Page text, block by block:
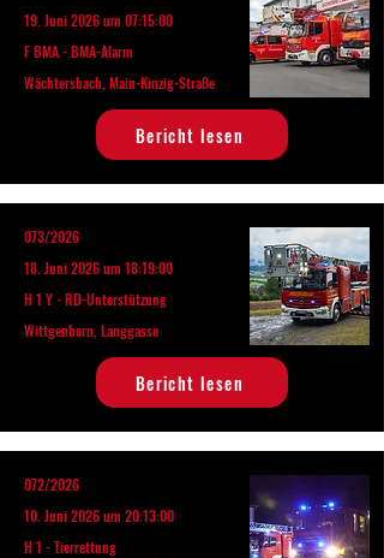
19. Juni 2026 um 07:15:00
F BMA - BMA-Alarm
Wächtersbach, Main-Kinzig-Straße
Bericht lesen
073/2026
18. Juni 2026 um 18:19:00
H 1 Y - RD-Unterstützung
Wittgenborn, Langgasse
Bericht lesen
072/2026
10. Juni 2026 um 20:13:00
H 1 - Tierrettung